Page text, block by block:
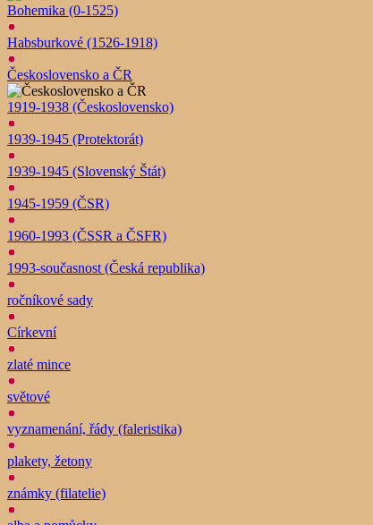
Bohemika (0-1525)
Habsburkové (1526-1918)
Československo a ČR
1919-1938 (Československo)
1939-1945 (Protektorát)
1939-1945 (Slovenský Štát)
1945-1959 (ČSR)
1960-1993 (ČSSR a ČSFR)
1993-současnost (Česká republika)
ročníkové sady
Církevní
zlaté mince
světové
vyznamenání, řády (faleristika)
plakety, žetony
známky (filatelie)